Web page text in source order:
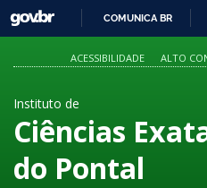
O
GOVBR
COMUNICA BR
ACESSIBILIDADE ALTO
Instituto de
Ciências
do Pontal